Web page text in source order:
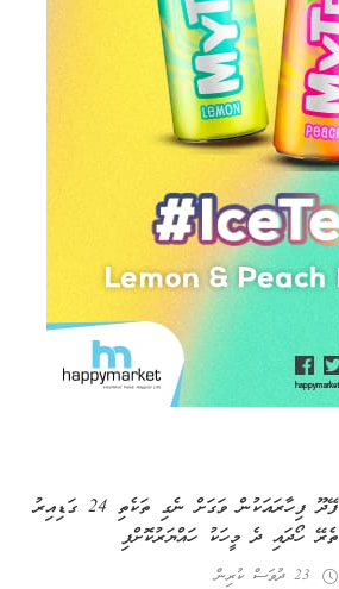
ފޭދޫ ފިހާރައަކުން ވަގަށް ނެގި ތަކެތި 24 ގަޑިއިރު
ތެރޭ ހޯދައި ދެ މީހަކު ހައްޔަރުކޮށްފި
23 ދުވަސް ކުރިން